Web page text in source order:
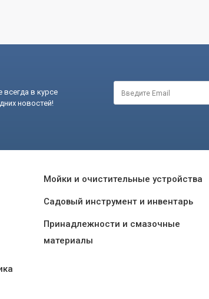
всегда в курсе
новостей!
Мойки и очистительные устройства
Садовый инструмент и инвентарь
Принадлежности и смазочные
материалы